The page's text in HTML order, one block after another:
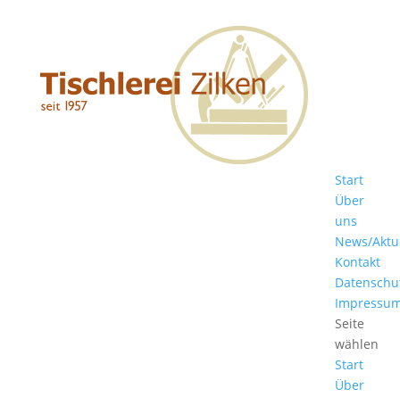
Start
Über
uns
News/
Kontakt
Seite
wählen
Start
Über